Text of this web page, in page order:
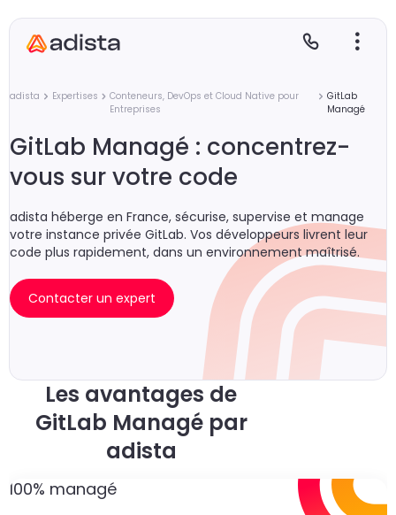
adista Expertises
Conteneurs, DevOps et Cloud Native pour
Entreprises
GitLab
Managé
GitLab Managé : concentrez-
vous sur votre code
adista héberge en France, sécurise, supervise et manage
votre instance privée GitLab. Vos développeurs livrent leur
code plus rapidement, dans un environnement maîtrisé.
Contacter un expert
Les avantages de
GitLab Managé par
adista
100% managé